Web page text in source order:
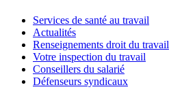
Services de santé au travail
Actualités
Renseignements droit du travail
Votre inspection du travail
Conseillers du salarié
Défenseurs syndicaux